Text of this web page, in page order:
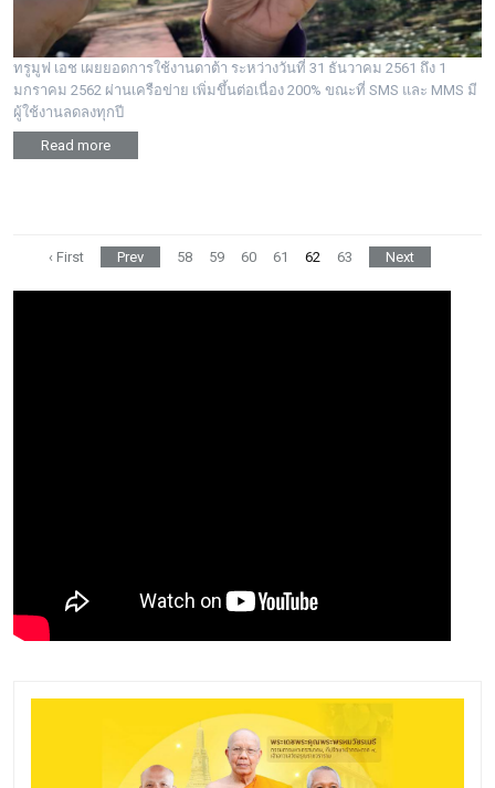
ทรูมูฟ เอช เผยยอดการใช้งานดาต้า ระหว่างวันที่ 31 ธันวาคม 2561 ถึง 1
มกราคม 2562 ผ่านเครือข่าย เพิ่มขึ้นต่อเนื่อง 200% ขณะที่ SMS และ MMS มี
ผู้ใช้งานลดลงทุกปี
Read more
‹ First Prev 58 59 60 61 62 63 Next